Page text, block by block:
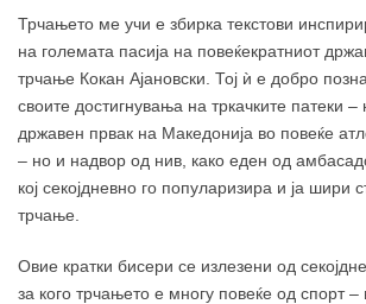
Трчањето ме учи е збирка текстови
на големата пасија на повеќекратниот
трчање Кокан Ајановски. Тој ѝ е добро
своите достигнувања на тркачките патеки –
државен првак на Македонија во повеќе
– но и надвор од нив, како еден од
кој секојдневно го популаризира и ја шири
трчање.
Овие кратки бисери се излезени од
за кого трчањето е многу повеќе од спорт